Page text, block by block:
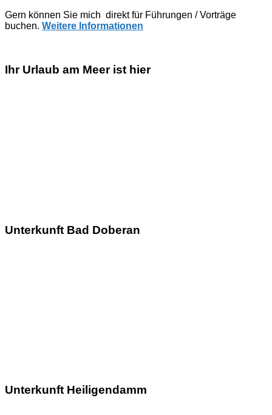
Gern können Sie mich direkt für Führungen / Vorträge
buchen. Weitere Informationen
Ihr Urlaub am Meer ist hier
Unterkunft Bad Doberan
Unterkunft Heiligendamm